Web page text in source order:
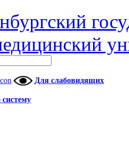
Для слабовидящих